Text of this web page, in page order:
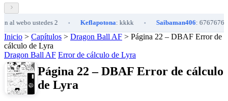
ustedes 2 • Keflapotona: kkkk • Saibaman406:
Inicio > Capítulos > Dragon Ball AF > Página 22 – DBAF Error de
cálculo de Lyra
Dragon Ball AF Error de cálculo de Lyra
Página 22 – DBAF Error de cálculo
de Lyra